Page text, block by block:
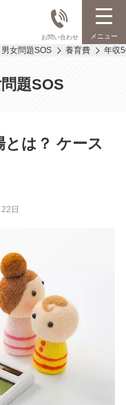
お問い合わせ メニュー
女問題SOS 養育費 年収
題SOS
とは？ ケース
日